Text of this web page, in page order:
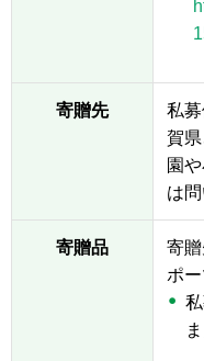
寄贈先
私
賀
園
は問
寄贈品
寄
ポ